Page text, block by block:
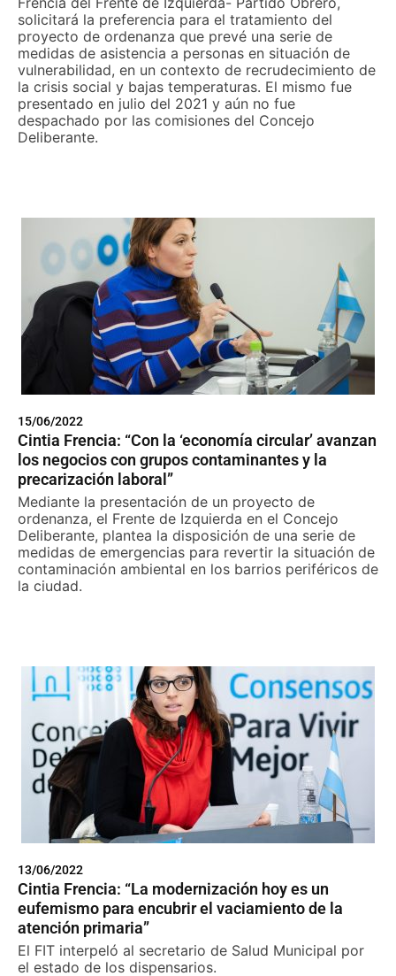
solicitará la preferencia para el tratamiento del
proyecto de ordenanza que prevé una serie de
medidas de asistencia a personas en situación de
vulnerabilidad, en un contexto de recrudecimiento de
la crisis social y bajas temperaturas. El mismo fue
presentado en julio del 2021 y aún no fue
despachado por las comisiones del Concejo
Deliberante.
15/06/2022
Cintia Frencia: “Con la ‘economía circular’ avanzan
los negocios con grupos contaminantes y la
precarización laboral”
Mediante la presentación de un proyecto de
ordenanza, el Frente de Izquierda en el Concejo
Deliberante, plantea la disposición de una serie de
medidas de emergencias para revertir la situación de
contaminación ambiental en los barrios periféricos de
la ciudad.
13/06/2022
Cintia Frencia: “La modernización hoy es un
eufemismo para encubrir el vaciamiento de la
atención primaria”
El FIT interpeló al secretario de Salud Municipal por
el estado de los dispensarios.